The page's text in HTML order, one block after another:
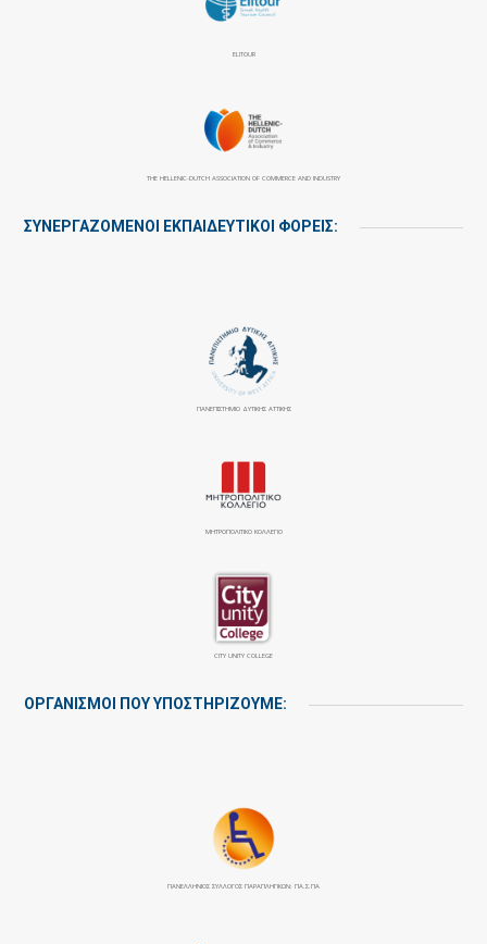
ELITOUR
THE HELLENIC-DUTCH ASSOCIATION OF COMMERCE AND INDUSTRY
ΣΥΝΕΡΓΑΖΌΜΕΝΟΙ ΕΚΠΑΙΔΕΥΤΙΚΟΊ ΦΟΡΕΊΣ:
ΠΑΝΕΠΙΣΤΉΜΙΟ ΔΥΤΙΚΉΣ ΑΤΤΙΚΉΣ
ΜΗΤΡΟΠΟΛΙΤΙΚΟ ΚΟΛΛΕΓΙΟ
CITY UNITY COLLEGE
ΟΡΓΑΝΙΣΜΟΙ ΠΟΥ ΥΠΟΣΤΗΡΙΖΟΥΜΕ:
ΠΑΝΕΛΛΉΝΙΟΣ ΣΎΛΛΟΓΟΣ ΠΑΡΑΠΛΗΓΙΚΏΝ: ΠΑ.Σ.ΠΑ